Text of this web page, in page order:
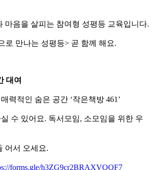
마음을 살피는 참여형 성평등 교육입니다.
로 만나는 성평등> 곧 함께 해요.
대여
력적인 숨은 공간 ‘작은책방 461’
수 있어요. 독서모임, 소모임을 위한 우
어서 오세요.
forms.gle/h3ZG9cr2BRAXVQQF7